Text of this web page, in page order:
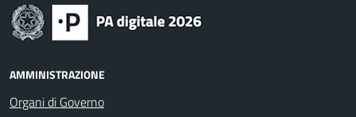
AMMINISTRAZIONE
Organi di Governo